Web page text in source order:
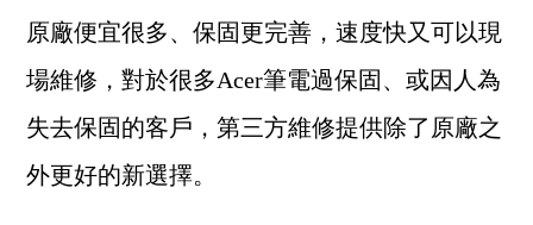
原廠便宜很多、保固更完善，速度快又可以現
場維修，對於很多Acer筆電過保固、或因人為
失去保固的客戶，第三方維修提供除了原廠之
外更好的新選擇。